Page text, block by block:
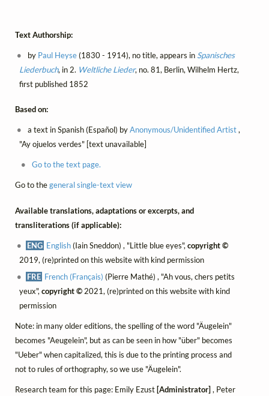
Text Authorship:
by Paul Heyse(1830 - 1914), no title, appears in Spanisches
Liederbuch, in 2. Weltliche Lieder, no. 81, Berlin, Wilhelm Hertz,
first published 1852
Based on:
a text in Spanish (Español) byAnonymous/Unidentified Artist,
"Ay ojuelos verdes" [text unavailable]
Go to the text page.
Go to thegeneral single-text view
Available translations, adaptations or excerpts, and
transliterations (if applicable):
ENG English(Iain Sneddon) , "Little blue eyes",copyright ©
2019, (re)printed on this website with kind permission
FRE French (Français) (Pierre Mathé) , "Ah vous, chers petits
yeux", copyright ©2021, (re)printed on this website with kind
permission
Note: in many older editions, the spelling of the word "Äugelein"
becomes "Aeugelein", but as can be seen in how "über" becomes
"Ueber" when capitalized, this is due to the printing process and
not to rules of orthography, so we use "Äugelein".
Research team for this page: Emily Ezust [Administrator] , Peter